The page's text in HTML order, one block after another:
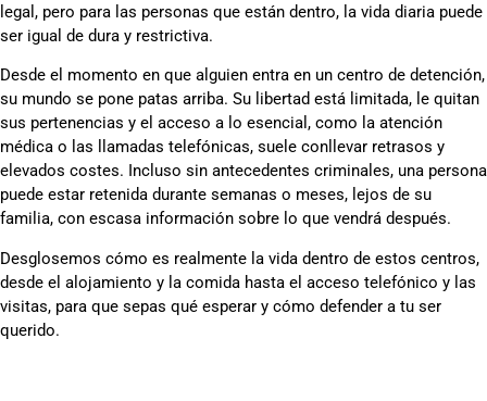
legal, pero para las personas que están dentro, la vida diaria puede
ser igual de dura y restrictiva.
Desde el momento en que alguien entra en un centro de detención,
su mundo se pone patas arriba. Su libertad está limitada, le quitan
sus pertenencias y el acceso a lo esencial, como la atención
médica o las llamadas telefónicas, suele conllevar retrasos y
elevados costes. Incluso sin antecedentes criminales, una persona
puede estar retenida durante semanas o meses, lejos de su
familia, con escasa información sobre lo que vendrá después.
Desglosemos cómo es realmente la vida dentro de estos centros,
desde el alojamiento y la comida hasta el acceso telefónico y las
visitas, para que sepas qué esperar y cómo defender a tu ser
querido.